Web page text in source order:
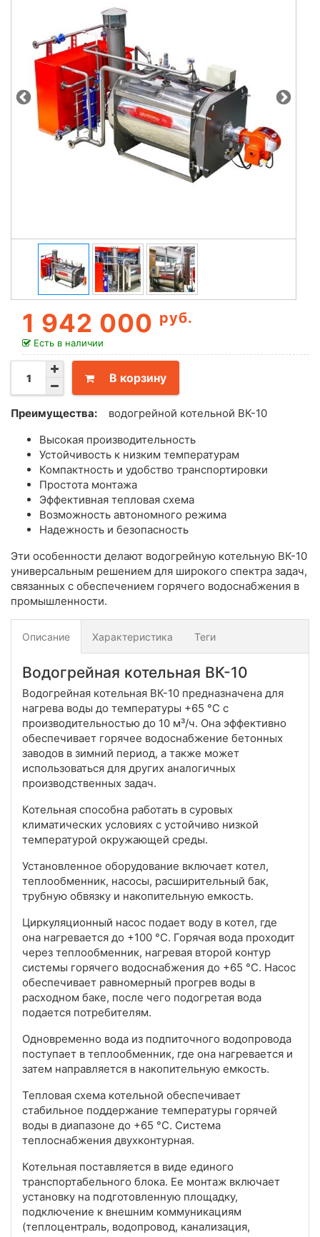
1 942 000 руб.
Есть в наличии
В корзину
Преимущества:
водогрейной котельной ВК-10
Высокая производительность
Устойчивость к низким температурам
Компактность и удобство транспортировки
Простота монтажа
Эффективная тепловая схема
Возможность автономного режима
Надежность и безопасность
Эти особенности делают водогрейную котельную ВК-10
универсальным решением для широкого спектра задач,
связанных с обеспечением горячего водоснабжения в
промышленности.
Описание Характеристика Теги
Водогрейная котельная ВК-10
Водогрейная котельная ВК-10 предназначена для
нагрева воды до температуры +65 °С с
производительностью до 10 м³/ч. Она эффективно
обеспечивает горячее водоснабжение бетонных
заводов в зимний период, а также может
использоваться для других аналогичных
производственных задач.
Котельная способна работать в суровых
климатических условиях с устойчиво низкой
температурой окружающей среды.
Установленное оборудование включает котел,
теплообменник, насосы, расширительный бак,
трубную обвязку и накопительную емкость.
Циркуляционный насос подает воду в котел, где
она нагревается до +100 °С. Горячая вода проходит
через теплообменник, нагревая второй контур
системы горячего водоснабжения до +65 °С. Насос
обеспечивает равномерный прогрев воды в
расходном баке, после чего подогретая вода
подается потребителям.
Одновременно вода из подпиточного водопровода
поступает в теплообменник, где она нагревается и
затем направляется в накопительную емкость.
Тепловая схема котельной обеспечивает
стабильное поддержание температуры горячей
воды в диапазоне до +65 °С. Система
теплоснабжения двухконтурная.
Котельная поставляется в виде единого
транспортабельного блока. Ее монтаж включает
установку на подготовленную площадку,
подключение к внешним коммуникациям
(теплоцентраль, водопровод, канализация,